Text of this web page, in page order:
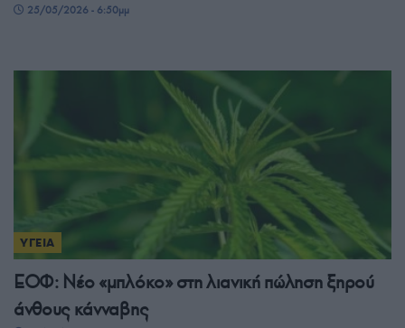
25/05/2026 - 6:50μμ
ΥΓΕΙΑ
ΕΟΦ: Νέο «μπλόκο» στη λιανική πώληση ξηρού
άνθους κάνναβης